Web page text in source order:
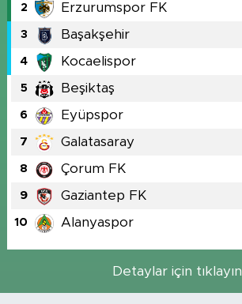
2 Erzurumspor FK
3 Başakşehir
4 Kocaelispor
5 Beşiktaş
6 Eyüpspor
7 Galatasaray
8 Çorum FK
9 Gaziantep FK
10 Alanyaspor
Detaylar için tıklayın